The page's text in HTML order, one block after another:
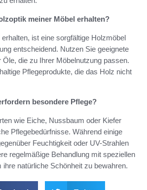
meiner Möbel erhalten?
ist eine sorgfältige Holzmöbel
entscheidend. Nutzen Sie geeignete
Öle, die zu Ihrer Möbelnutzung passen.
Pflegeprodukte, die das Holz nicht
besondere Pflege?
wie Eiche, Nussbaum oder Kiefer
Pflegebedürfnisse. Während einige
Feuchtigkeit oder UV-Strahlen
regelmäßige Behandlung mit speziellen
ihre natürliche Schönheit zu bewahren.